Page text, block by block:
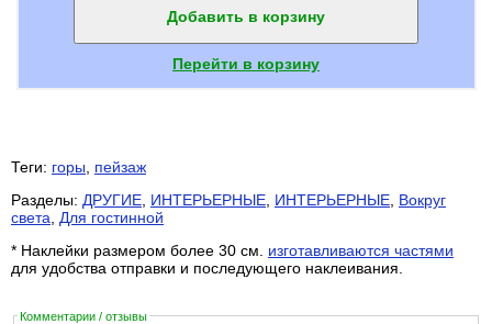
Добавить в корзину
Перейти в корзину
Теги: горы
пейзаж
Разделы: ДРУГИЕ ИНТЕРЬЕРНЫЕ ИНТЕРЬЕРНЫЕ Вокруг
света
Для гостинной
* Наклейки размером более 30 см. изготавливаются частями
для удобства отправки и последующего наклеивания.
Комментарии / отзывы